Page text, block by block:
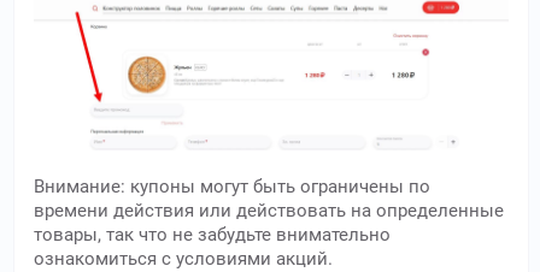
Внимание: купоны могут быть ограничены по
времени действия или действовать на определенные
товары, так что не забудьте внимательно
ознакомиться с условиями акций.